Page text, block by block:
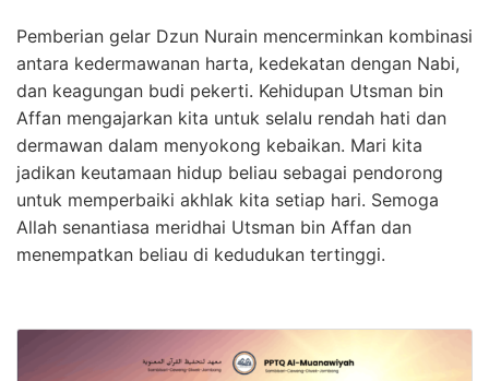
Pemberian gelar Dzun Nurain mencerminkan kombinasi
antara kedermawanan harta, kedekatan dengan Nabi,
dan keagungan budi pekerti. Kehidupan Utsman bin
Affan mengajarkan kita untuk selalu rendah hati dan
dermawan dalam menyokong kebaikan. Mari kita
jadikan keutamaan hidup beliau sebagai pendorong
untuk memperbaiki akhlak kita setiap hari. Semoga
Allah senantiasa meridhai Utsman bin Affan dan
menempatkan beliau di kedudukan tertinggi.